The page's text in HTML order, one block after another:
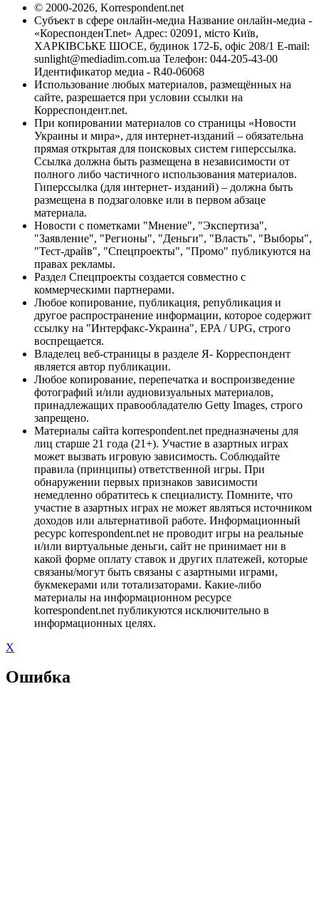
© 2000-2026, Korrespondent.net
Субъект в сфере онлайн-медиа Название онлайн-медиа -
«КореспонденТ.net» Адрес: 02091, місто Київ,
ХАРКІВСЬКЕ ШОСЕ, будинок 172-Б, офіс 208/1 E-mail:
sunlight@mediadim.com.ua Телефон: 044-205-43-00
Идентификатор медиа - R40-06068
Использование любых материалов, размещённых на
сайте, разрешается при условии ссылки на
Корреспондент.net.
При копировании материалов со страницы «Новости
Украины и мира», для интернет-изданий – обязательна
прямая открытая для поисковых систем гиперссылка.
Ссылка должна быть размещена в независимости от
полного либо частичного использования материалов.
Гиперссылка (для интернет- изданий) – должна быть
размещена в подзаголовке или в первом абзаце
материала.
Новости с пометками "Мнение", "Экспертиза",
"Заявление", "Регионы", "Деньги", "Власть", "Выборы",
"Тест-драйв", "Спецпроекты", "Промо" публикуются на
правах рекламы.
Раздел Спецпроекты создается совместно с
коммерческими партнерами.
Любое копирование, публикация, републикация и
другое распространение информации, которое содержит
ссылку на "Интерфакс-Украина", EPA / UPG, строго
воспрещается.
Владелец веб-страницы в разделе Я- Корреспондент
является автор публикации.
Любое копирование, перепечатка и воспроизведение
фотографий и/или аудиовизуальных материалов,
принадлежащих правообладателю Getty Images, строго
запрещено.
Материалы сайта korrespondent.net предназначены для
лиц старше 21 года (21+). Участие в азартных играх
может вызвать игровую зависимость. Соблюдайте
правила (принципы) ответственной игры. При
обнаружении первых признаков зависимости
немедленно обратитесь к специалисту. Помните, что
участие в азартных играх не может являться источником
доходов или альтернативой работе. Информационный
ресурс korrespondent.net не проводит игры на реальные
и/или виртуальные деньги, сайт не принимает ни в
какой форме оплату ставок и других платежей, которые
связаны/могут быть связаны с азартными играми,
букмекерами или тотализаторами. Какие-либо
материалы на информационном ресурсе
korrespondent.net публикуются исключительно в
информационных целях.
X
Ошибка